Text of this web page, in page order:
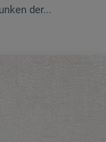
der...